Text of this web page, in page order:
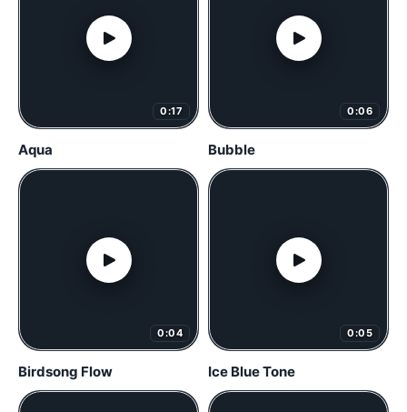
0:17
Aqua
0:06
Bubble
0:04
Birdsong Flow
0:05
Ice Blue Tone